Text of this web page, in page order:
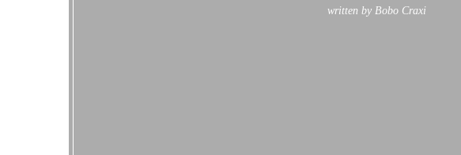
written by Bobo Craxi